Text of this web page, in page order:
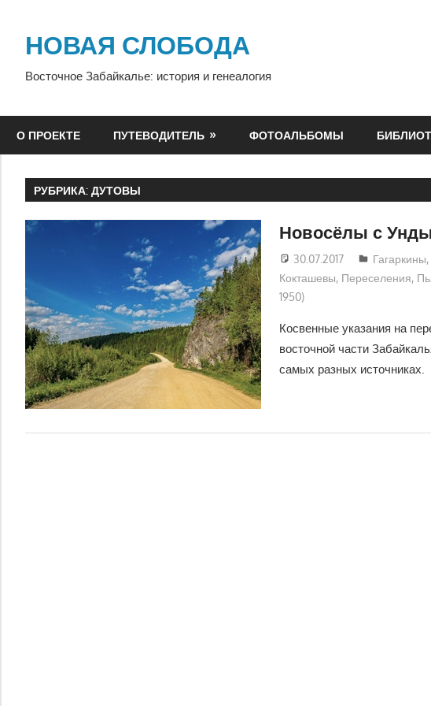
содержимому
НОВАЯ СЛОБОДА
Восточное Забайкалье: история и генеалогия
О ПРОЕКТЕ ПУТЕВОДИТЕЛЬ ФОТОАЛЬБОМЫ
РУБРИКА:ДУТОВЫ
Новосёлы с
30.07.2017 Екатерина
Гагаркины,
Кокташевы, Переселения,
1950)
Косвенные указания на
восточной части
самых разных источниках.